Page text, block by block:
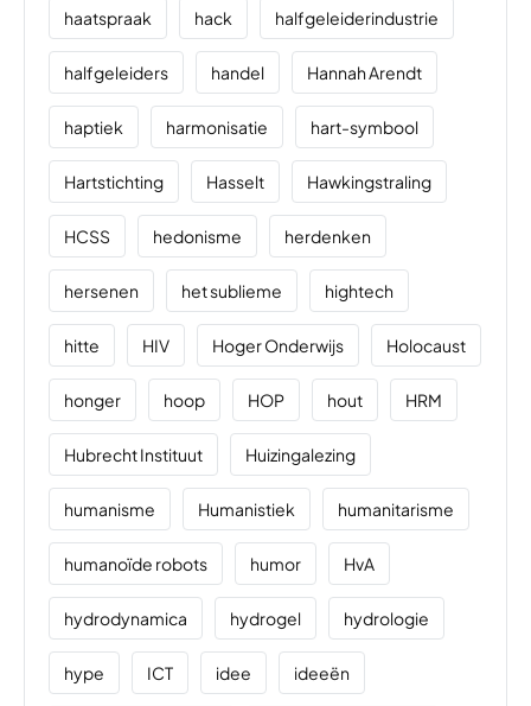
haatspraak hack halfgeleiderindustrie
halfgeleiders handel Hannah Arendt
haptiek harmonisatie hart-symbool
Hartstichting Hasselt Hawkingstraling
HCSS hedonisme herdenken
hersenen het sublieme hightech
hitte HIV Hoger Onderwijs Holocaust
honger hoop HOP hout HRM
Hubrecht Instituut Huizingalezing
humanisme Humanistiek humanitarisme
humanoïde robots humor HvA
hydrodynamica hydrogel hydrologie
hype ICT idee ideeën